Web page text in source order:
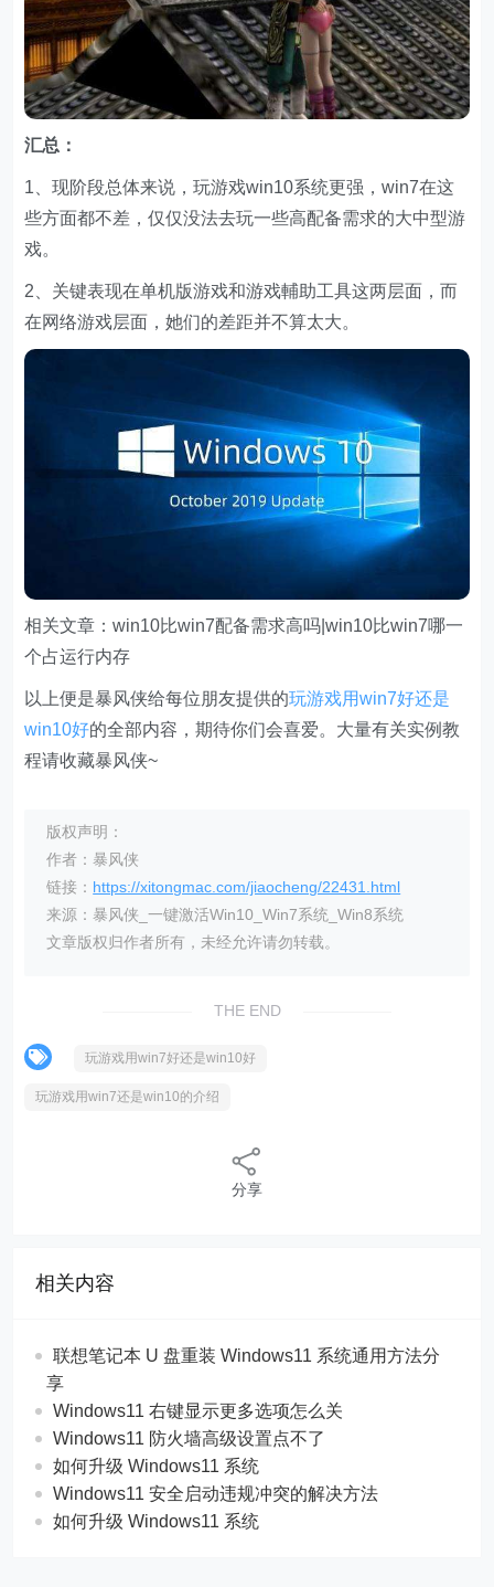
汇总：
1、现阶段总体来说，玩游戏win10系统更强，win7在这
些方面都不差，仅仅没法去玩一些高配备需求的大中型游
戏。
2、关键表现在单机版游戏和游戏輔助工具这两层面，而
在网络游戏层面，她们的差距并不算太大。
相关文章：win10比win7配备需求高吗|win10比win7哪一
个占运行内存
以上便是暴风侠给每位朋友提供的玩游戏用win7好还是
win10好的全部内容，期待你们会喜爱。大量有关实例教
程请收藏暴风侠~
版权声明：
作者：暴风侠
链接： https://xitongmac.com/jiaocheng/22431.html
来源：暴风侠_一键激活Win10_Win7系统_Win8系统
文章版权归作者所有，未经允许请勿转载。
THE END
玩游戏用win7好还是win10好
玩游戏用win7还是win10的介绍
分享
相关内容
联想笔记本 U 盘重装 Windows11 系统通用方法分
享
Windows11 右键显示更多选项怎么关
Windows11 防火墙高级设置点不了
如何升级 Windows11 系统
Windows11 安全启动违规冲突的解决方法
如何升级 Windows11 系统